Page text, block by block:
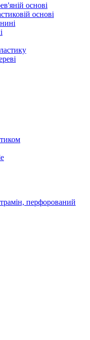
основі
основі
перфорований